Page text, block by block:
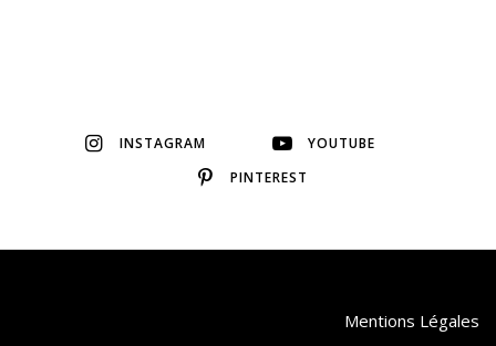
INSTAGRAM
YOUTUBE
PINTEREST
Mentions Légales